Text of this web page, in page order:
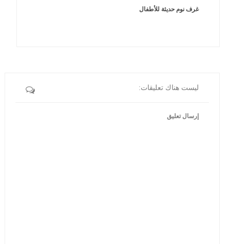
غرف نوم حديثة للأطفال
ليست هناك تعليقات:
إرسال تعليق